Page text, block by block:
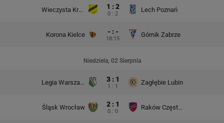
Wieczysta Kraków 1 : 2
0 : 2
Lech Poznań
Korona Kielce - : -
18:15
Górnik Zabrze
Niedziela, 02 Sierpnia
Legia Warszawa 3 : 1
1 : 1
Zagłębie Lubin
Śląsk Wrocław 2 : 1
0 : 0
Raków Częstochowa